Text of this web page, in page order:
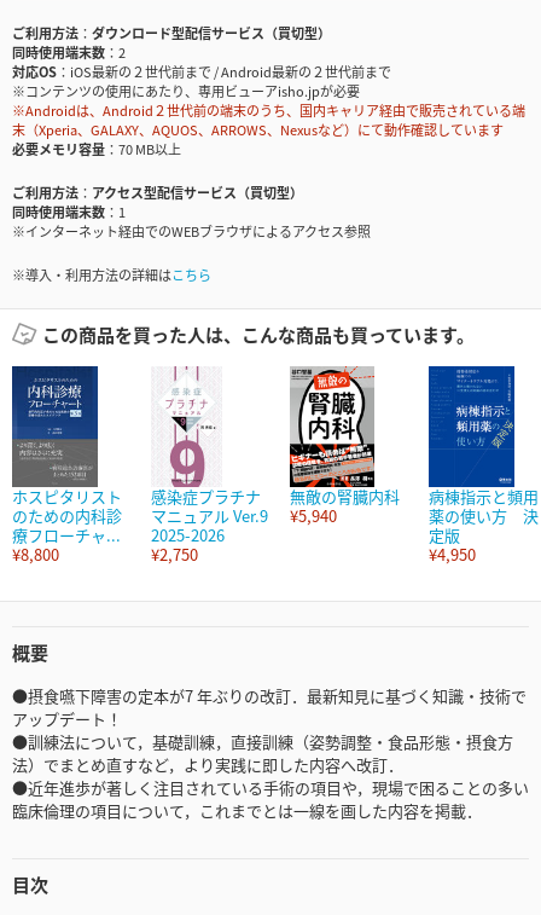
ご利用方法
ダウンロード型配信サービス（買切型）
同時使用端末数
2
対応OS
iOS最新の２世代前まで / Android最新の２世代前まで
※コンテンツの使用にあたり、専用ビューアisho.jpが必要
※Androidは、Android２世代前の端末のうち、国内キャリア経由で販売されている端
末（Xperia、GALAXY、AQUOS、ARROWS、Nexusなど）にて動作確認しています
必要メモリ容量
70 MB以上
ご利用方法
アクセス型配信サービス（買切型）
同時使用端末数
1
※インターネット経由でのWEBブラウザによるアクセス参照
※導入・利用方法の詳細はこちら
この商品を買った人は、こんな商品も買っています。
ホスピタリスト
のための内科診
療フローチャ...
¥8,800
感染症プラチナ
マニュアル Ver.9
2025-2026
¥2,750
無敵の腎臓内科
¥5,940
病棟指示と頻用
薬の使い方 決
定版
¥4,950
概要
●摂食嚥下障害の定本が7 年ぶりの改訂．最新知見に基づく知識・技術で
アップデート！
●訓練法について，基礎訓練，直接訓練（姿勢調整・食品形態・摂食方
法）でまとめ直すなど，より実践に即した内容へ改訂．
●近年進歩が著しく注目されている手術の項目や，現場で困ることの多い
臨床倫理の項目について，これまでとは一線を画した内容を掲載．
目次